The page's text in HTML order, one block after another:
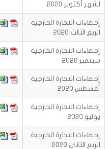
لشهر أكتوبر 2020
إحصاءات التجارة الخارجية
الربع الثالث 2020
إحصاءات التجارة الخارجية
سبتمبر 2020
إحصاءات التجارة الخارجية
أغسطس 2020
إحصاءات التجارة الخارجية
يوليو 2020
إحصاءات التجارة الخارجية
الربع الثاني 2020